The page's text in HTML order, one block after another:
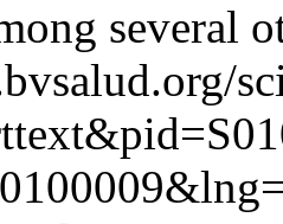
several